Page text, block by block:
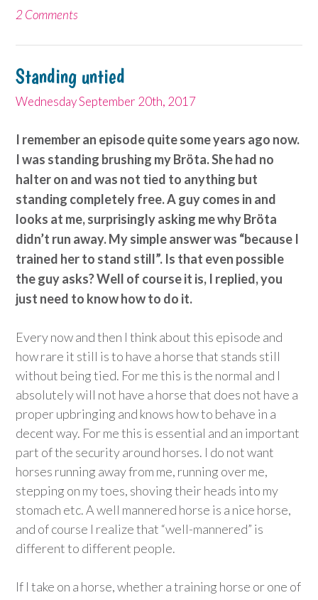
2 Comments
Standing untied
Wednesday September 20th, 2017
I remember an episode quite some years ago now.
I was standing brushing my Bröta. She had no
halter on and was not tied to anything but
standing completely free. A guy comes in and
looks at me, surprisingly asking me why Bröta
didn’t run away. My simple answer was “because I
trained her to stand still”. Is that even possible
the guy asks? Well of course it is, I replied, you
just need to know how to do it.
Every now and then I think about this episode and
how rare it still is to have a horse that stands still
without being tied. For me this is the normal and I
absolutely will not have a horse that does not have a
proper upbringing and knows how to behave in a
decent way. For me this is essential and an important
part of the security around horses. I do not want
horses running away from me, running over me,
stepping on my toes, shoving their heads into my
stomach etc. A well mannered horse is a nice horse,
and of course I realize that “well-mannered” is
different to different people.
If I take on a horse, whether a training horse or one of